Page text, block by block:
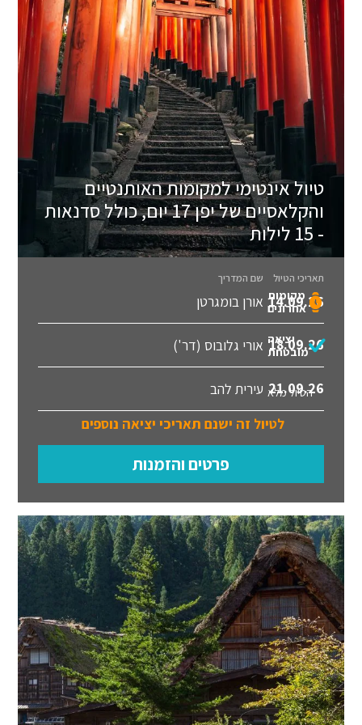
טיול אינטימי למקומות האותנטיים
והקלאסיים של יפן 17 יום, כולל סדנאות
- 15 לילות
תאריכי הטיול שם המדריך
14.09.26 אורן בומגרטן מקומות
אחרונים
18.09.26 אורי גלובוס (דר') יציאה
מובטחת
21.09.26 עירית להב הטיול מלא
לטיול זה ישנם תאריכי יציאה נוספים
פרטים והזמנות